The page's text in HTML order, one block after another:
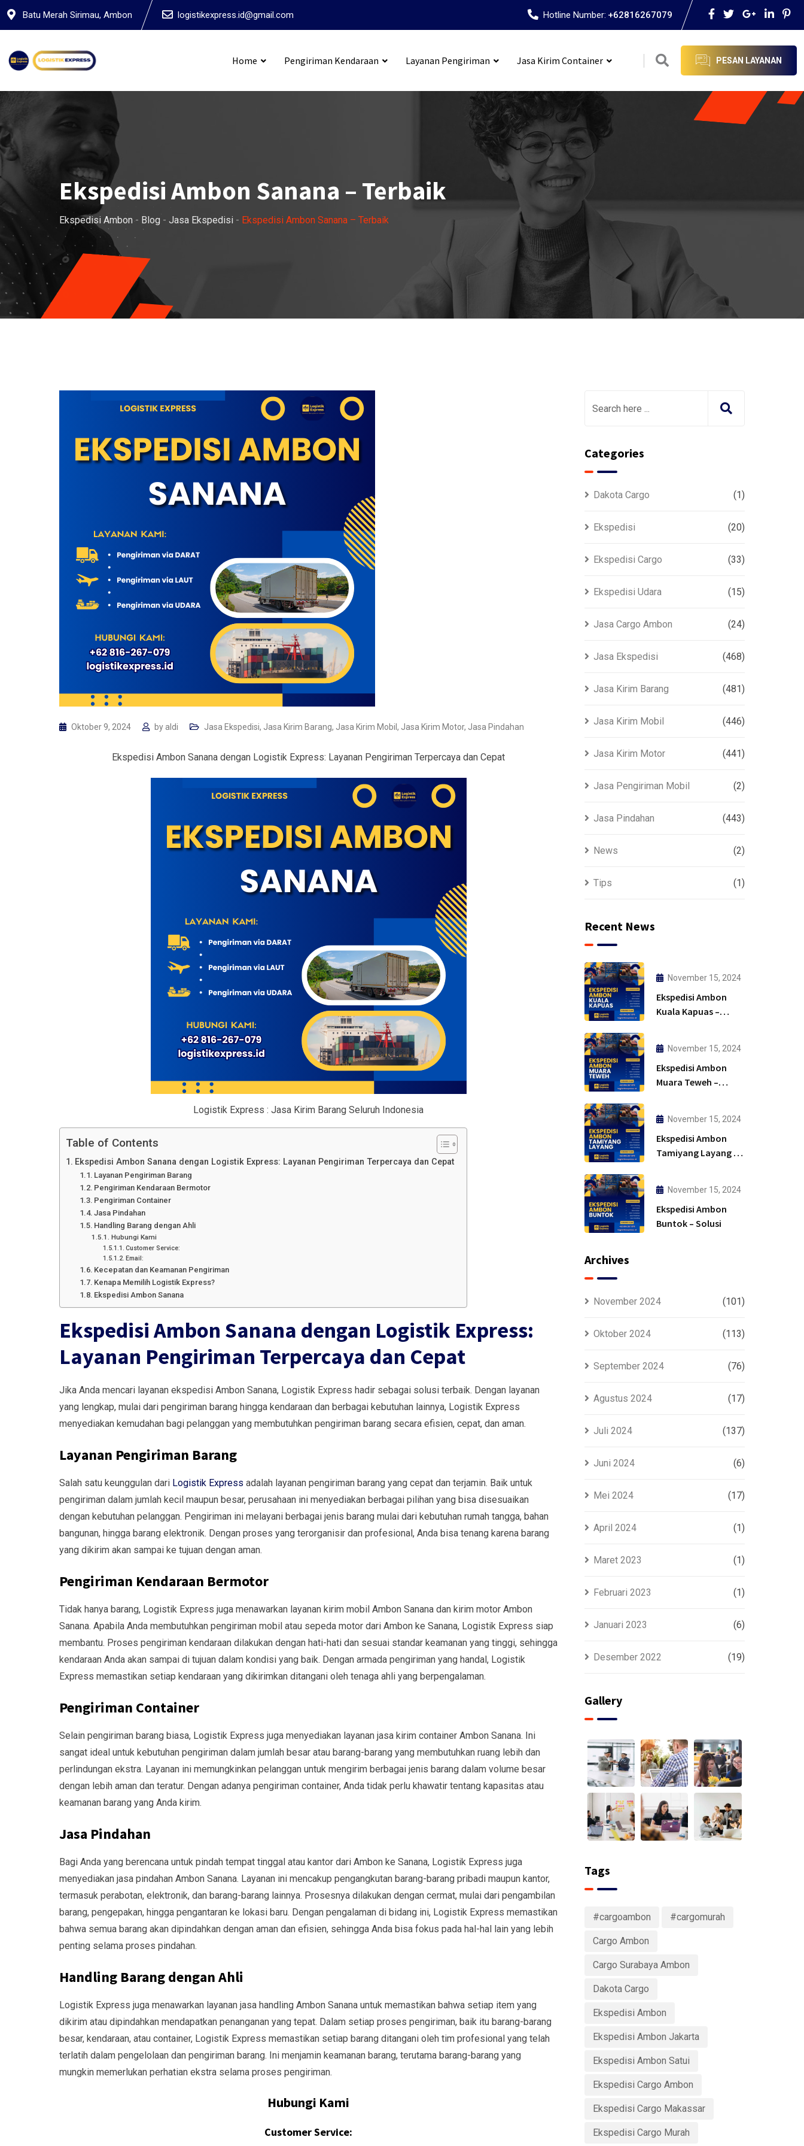
Skip
Batu Merah Sirimau, Ambon logistikexpress.id@gmail.com Hotline Number: +62816267079
Home Pengiriman Kendaraan Layanan Pengiriman Jasa Kirim Container PESAN LAYANAN
Ekspedisi Ambon Sanana – Terbaik
Ekspedisi Ambon - Blog - Jasa Ekspedisi - Ekspedisi Ambon Sanana – Terbaik
Oktober 9, 2024 by aldi Jasa Ekspedisi, Jasa Kirim Barang, Jasa Kirim Mobil , Jasa Kirim Motor, Jasa Pindahan
Ekspedisi Ambon Sanana dengan Logistik Express: Layanan Pengiriman Terpercaya dan Cepat
Logistik Express : Jasa Kirim Barang Seluruh Indonesia
Table of Contents
Ekspedisi Ambon Sanana dengan Logistik Express: Layanan Pengiriman Terpercaya dan Cepat
Layanan Pengiriman Barang
Pengiriman Kendaraan Bermotor
Pengiriman Container
Jasa Pindahan
Handling Barang dengan Ahli
Hubungi Kami
Customer Service:
Email:
Kecepatan dan Keamanan Pengiriman
Kenapa Memilih Logistik Express?
Ekspedisi Ambon Sanana
Ekspedisi Ambon Sanana dengan Logistik Express:
Layanan Pengiriman Terpercaya dan Cepat
Jika Anda mencari layanan ekspedisi Ambon Sanana, Logistik Express hadir sebagai solusi terbaik. Dengan layanan
yang lengkap, mulai dari pengiriman barang hingga kendaraan dan berbagai kebutuhan lainnya, Logistik Express
menyediakan kemudahan bagi pelanggan yang membutuhkan pengiriman barang secara efisien, cepat, dan aman.
Layanan Pengiriman Barang
Salah satu keunggulan dari Logistik Express adalah layanan pengiriman barang yang cepat dan terjamin. Baik untuk
pengiriman dalam jumlah kecil maupun besar, perusahaan ini menyediakan berbagai pilihan yang bisa disesuaikan
dengan kebutuhan pelanggan. Pengiriman ini melayani berbagai jenis barang mulai dari kebutuhan rumah tangga, bahan
bangunan, hingga barang elektronik. Dengan proses yang terorganisir dan profesional, Anda bisa tenang karena barang
yang dikirim akan sampai ke tujuan dengan aman.
Pengiriman Kendaraan Bermotor
Tidak hanya barang, Logistik Express juga menawarkan layanan kirim mobil Ambon Sanana dan kirim motor Ambon
Sanana. Apabila Anda membutuhkan pengiriman mobil atau sepeda motor dari Ambon ke Sanana, Logistik Express siap
membantu. Proses pengiriman kendaraan dilakukan dengan hati-hati dan sesuai standar keamanan yang tinggi, sehingga
kendaraan Anda akan sampai di tujuan dalam kondisi yang baik. Dengan armada pengiriman yang handal, Logistik
Express memastikan setiap kendaraan yang dikirimkan ditangani oleh tenaga ahli yang berpengalaman.
Pengiriman Container
Selain pengiriman barang biasa, Logistik Express juga menyediakan layanan jasa kirim container Ambon Sanana. Ini
sangat ideal untuk kebutuhan pengiriman dalam jumlah besar atau barang-barang yang membutuhkan ruang lebih dan
perlindungan ekstra. Layanan ini memungkinkan pelanggan untuk mengirim berbagai jenis barang dalam volume besar
dengan lebih aman dan teratur. Dengan adanya pengiriman container, Anda tidak perlu khawatir tentang kapasitas atau
keamanan barang yang Anda kirim.
Jasa Pindahan
Bagi Anda yang berencana untuk pindah tempat tinggal atau kantor dari Ambon ke Sanana, Logistik Express juga
menyediakan jasa pindahan Ambon Sanana. Layanan ini mencakup pengangkutan barang-barang pribadi maupun kantor,
termasuk perabotan, elektronik, dan barang-barang lainnya. Prosesnya dilakukan dengan cermat, mulai dari pengambilan
barang, pengepakan, hingga pengantaran ke lokasi baru. Dengan pengalaman di bidang ini, Logistik Express memastikan
bahwa semua barang akan dipindahkan dengan aman dan efisien, sehingga Anda bisa fokus pada hal-hal lain yang lebih
penting selama proses pindahan.
Handling Barang dengan Ahli
Logistik Express juga menawarkan layanan jasa handling Ambon Sanana untuk memastikan bahwa setiap item yang
dikirim atau dipindahkan mendapatkan penanganan yang tepat. Dalam setiap proses pengiriman, baik itu barang-barang
besar, kendaraan, atau container, Logistik Express memastikan setiap barang ditangani oleh tim profesional yang telah
terlatih dalam pengelolaan dan pengiriman barang. Ini menjamin keamanan barang, terutama barang-barang yang
mungkin memerlukan perhatian ekstra selama proses pengiriman.
Hubungi Kami
Customer Service:
Categories
Dakota Cargo (1)
Ekspedisi (20)
Ekspedisi Cargo (33)
Ekspedisi Udara (15)
Jasa Cargo Ambon (24)
Jasa Ekspedisi (468)
Jasa Kirim Barang (481)
Jasa Kirim Mobil (446)
Jasa Kirim Motor (441)
Jasa Pengiriman Mobil (2)
Jasa Pindahan (443)
News (2)
Tips (1)
Recent News
November 15, 2024
Ekspedisi Ambon
Kuala Kapuas –
November 15, 2024
Ekspedisi Ambon
Muara Teweh –
November 15, 2024
Ekspedisi Ambon
Tamiyang Layang –
November 15, 2024
Ekspedisi Ambon
Buntok – Solusi
Archives
November 2024 (101)
Oktober 2024 (113)
September 2024 (76)
Agustus 2024 (17)
Juli 2024 (137)
Juni 2024 (6)
Mei 2024 (17)
April 2024 (1)
Maret 2023 (1)
Februari 2023 (1)
Januari 2023 (6)
Desember 2022 (19)
Gallery
Tags
#cargoambon #cargomurah
Cargo Ambon
Cargo Surabaya Ambon
Dakota Cargo
Ekspedisi Ambon
Ekspedisi Ambon Jakarta
Ekspedisi Ambon Satui
Ekspedisi Cargo Ambon
Ekspedisi Cargo Makassar
Ekspedisi Cargo Murah